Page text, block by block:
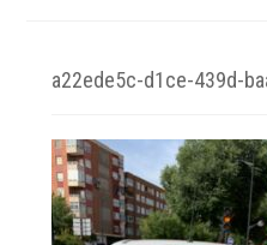
a22ede5c-d1ce-439d-